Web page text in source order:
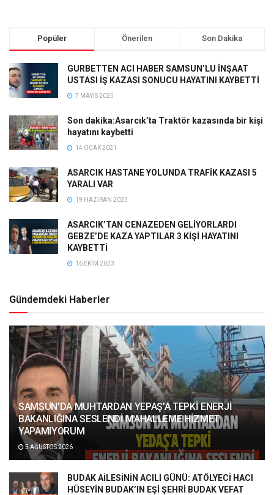
Popüler Önerilen Son Dakika
GURBETTEN ACI HABER SAMSUN’LU İNŞAAT
USTASI İŞ KAZASI SONUCU HAYATINI KAYBETTİ
7 MAYIS 2025
Son dakika:Asarcık’ta Traktör kazasında bir kişi
hayatını kaybetti
14 OCAK 2021
ASARCIK HASTANE YOLUNDA TRAFİK KAZASI 5
YARALI VAR
19 HAZIRAN 2023
ASARCIK’TAN CENAZEDEN GELİYORLARDI
GEBZE’DE KAZA YAPTILAR 3 KİŞİ HAYATINI
KAYBETTİ
16 EKIM 2023
Gündemdeki Haberler
SAMSUN’DA MUHTARDAN YEPAŞ’A TEPKİ ENERJİ
BAKANLIĞINA SESLENDİ MAHALLEME HİZMET
YAPAMIYORUM
5 AĞUSTOS 2026
BUDAK AİLESİNİN ACILI GÜNÜ: ATÖLYECİ HACI
HÜSEYİN BUDAK’IN EŞİ ŞEHRİ BUDAK VEFAT